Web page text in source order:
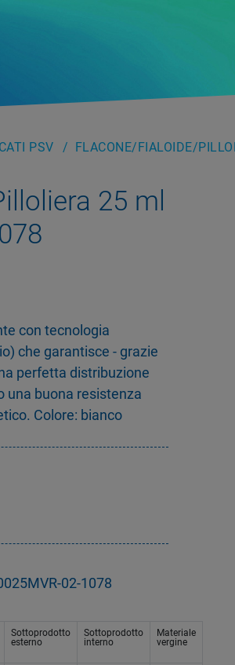
PSV FLACONE/FIALOIDE/
25 ml
con tecnologia
che garantisce - grazie
perfetta distribuzione
una buona resistenza
Colore: bianco
02-1078
Sottoprodotto
esterno
Sottoprodotto
interno
Materiale
vergine